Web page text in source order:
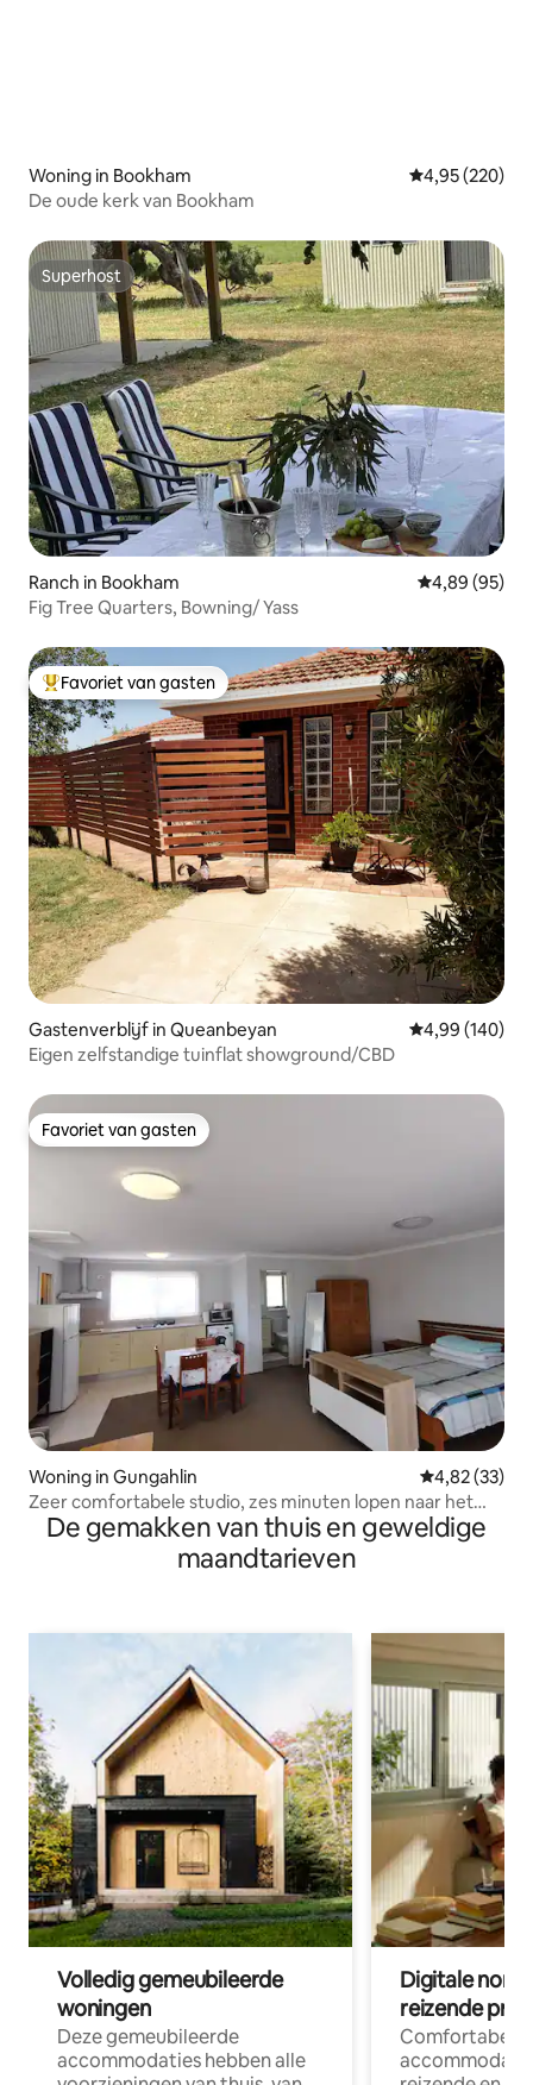
Woning in Bookham Gemiddelde
4,95 (220)
De oude kerk van Bookham
Superhost
Superhost
Ranch in Bookham Gemiddelde
4,89 (95)
Fig Tree Quarters, Bowning/ Yass
Topfavoriet van gasten
Favoriet van gasten
Gastenverblijf in Queanbeyan Gemiddelde
4,99 (140)
Eigen zelfstandige tuinflat showground/CBD
Favoriet van gasten
Favoriet van gasten
Woning in Gungahlin Gemiddelde
4,82 (33)
Zeer comfortabele studio, zes minuten lopen naar het
buscentrum, het commerciële centrum, de
parkeergarage en de buitenparkeerplaats. Tien minuten
De gemakken van thuis en geweldige
maandtarieven
Volledig gemeubileerde
woningen
Deze gemeubileerde
accommodaties hebben alle
Digitale
reizende
Comfortabele